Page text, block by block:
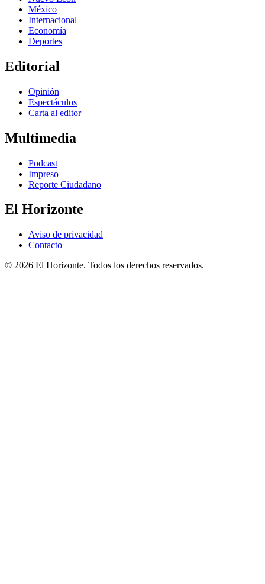
México
Internacional
Economía
Deportes
Editorial
Opinión
Espectáculos
Carta al editor
Multimedia
Podcast
Impreso
Reporte Ciudadano
El Horizonte
Aviso de privacidad
Contacto
© 2026 El Horizonte. Todos los derechos reservados.